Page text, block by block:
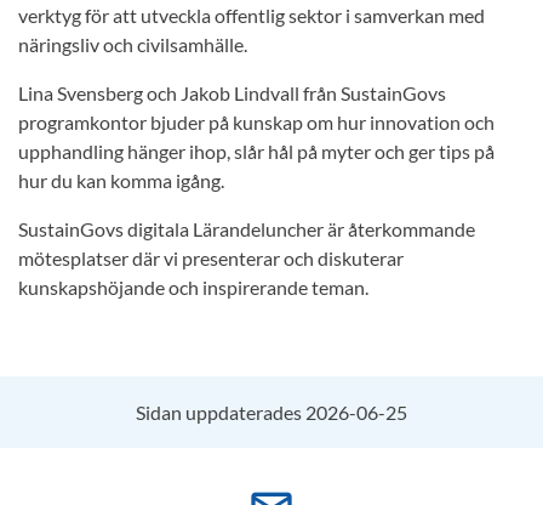
verktyg för att utveckla offentlig sektor i samverkan med
näringsliv och civilsamhälle.
Lina Svensberg och Jakob Lindvall från SustainGovs
programkontor bjuder på kunskap om hur innovation och
upphandling hänger ihop, slår hål på myter och ger tips på
hur du kan komma igång.
SustainGovs digitala Lärandeluncher är återkommande
mötesplatser där vi presenterar och diskuterar
kunskapshöjande och inspirerande teman.
Sidan uppdaterades 2026-06-25